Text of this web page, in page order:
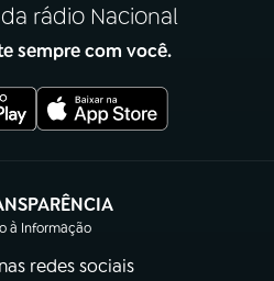
rádio Nacional
sempre com você.
à Informação
(abre em nova aba)
redes sociais